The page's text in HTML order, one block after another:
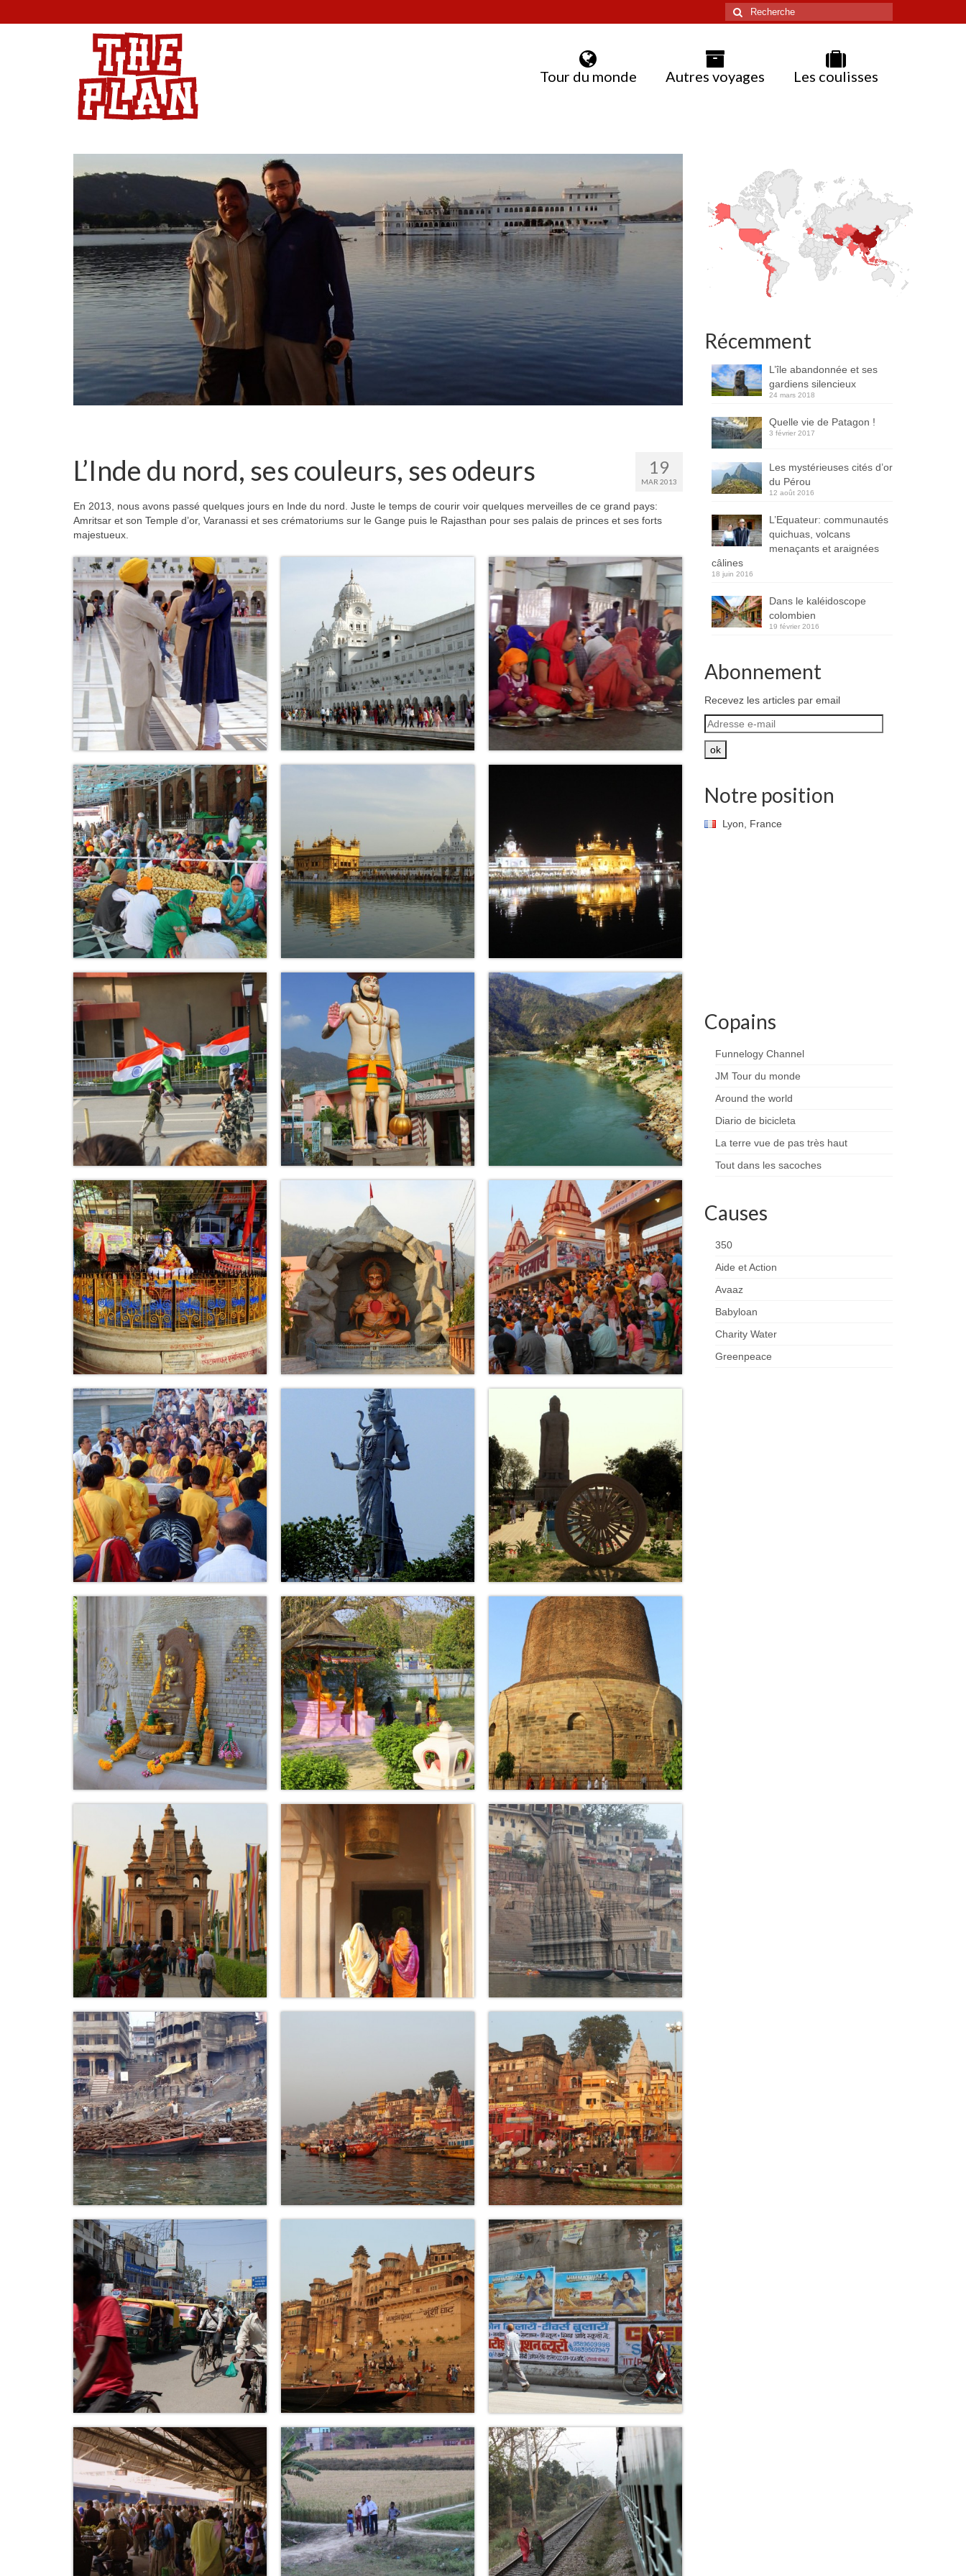
Rechercher
:
Tour du monde Autres voyages Les coulisses
19
MAR 2013
L’Inde du nord, ses couleurs, ses odeurs
En 2013, nous avons passé quelques jours en Inde du nord. Juste le temps de courir voir quelques merveilles de ce grand pays:
Amritsar et son Temple d’or, Varanassi et ses crématoriums sur le Gange puis le Rajasthan pour ses palais de princes et ses forts
majestueux.
Récemment
L’île abandonnée et ses
gardiens silencieux
24 mars 2018
Quelle vie de Patagon !
3 février 2017
Les mystérieuses cités d’or
du Pérou
12 août 2016
L’Equateur: communautés
quichuas, volcans
menaçants et araignées
câlines
18 juin 2016
Dans le kaléidoscope
colombien
19 février 2016
Abonnement
Recevez les articles par email
Adresse
e-
mail
ok
Notre position
Lyon, France
Copains
Funnelogy Channel
JM Tour du monde
Around the world
Diario de bicicleta
La terre vue de pas très haut
Tout dans les sacoches
Causes
350
Aide et Action
Avaaz
Babyloan
Charity Water
Greenpeace